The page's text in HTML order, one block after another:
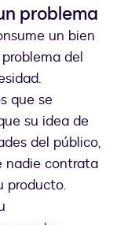
problema
un bien
del
que se
su idea de
del público,
nadie contrata
producto.